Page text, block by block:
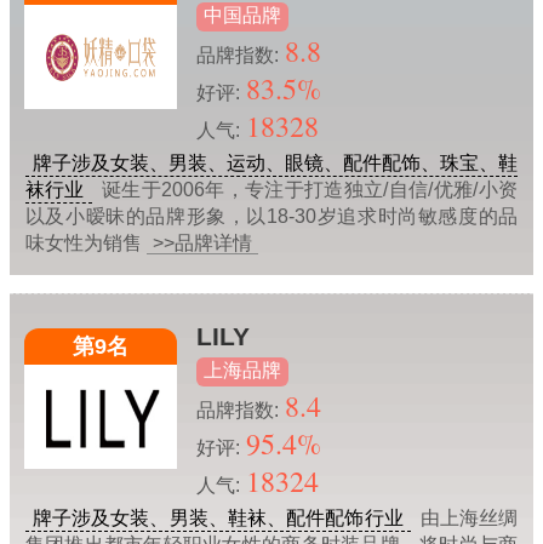
中国品牌
品牌指数: 8.8
好评: 83.5%
人气: 18328
牌子涉及女装、男装、运动、眼镜、配件配饰、珠宝、鞋
袜行业
诞生于2006年，专注于打造独立/自信/优雅/小资
以及小暧昧的品牌形象，以18-30岁追求时尚敏感度的品
味女性为销售
>>品牌详情
第9名 LILY
上海品牌
品牌指数: 8.4
好评: 95.4%
人气: 18324
牌子涉及女装、男装、鞋袜、配件配饰行业
由上海丝绸